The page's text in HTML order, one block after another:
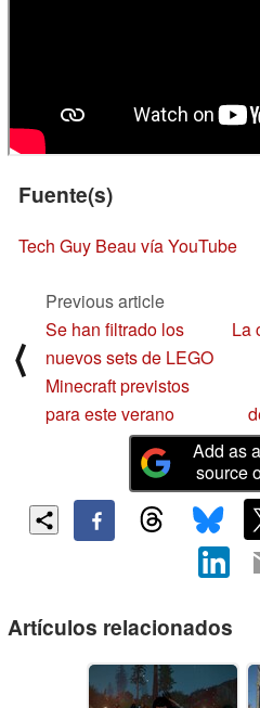
Fuente(s)
Tech Guy Beau vía YouTube
⟨
Previous article
Se han filtrado los
nuevos sets de LEGO
Minecraft previstos
para este verano
La
Add as
source
Artículos relacionados